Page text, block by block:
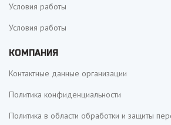
Условия работы
Условия работы
КОМПАНИЯ
Контактные данные организации
Политика конфиденциальности
Политика в области обработки и защиты